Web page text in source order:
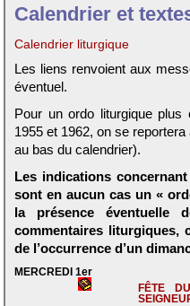
Calendrier et
Calendrier liturgique
Les liens renvoient aux
éventuel.
Pour un ordo liturgique plus
1955 et 1962, on se
au bas du calendrier).
Les indications
sont en aucun cas un «
la présence éventuelle
commentaires liturgiques,
de l’occurrence d’un
MERCREDI 1er
FÊTE